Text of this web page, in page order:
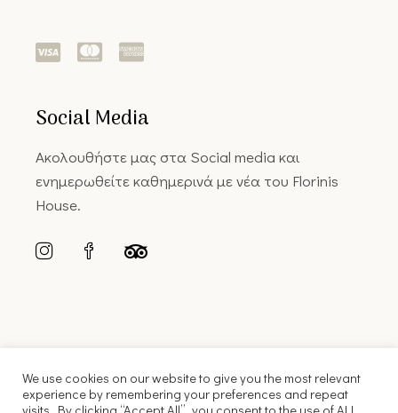
Social Media
Ακολουθήστε μας στα Social media και
ενημερωθείτε καθημερινά με νέα του Florinis
House.
We use cookies on our website to give you the most relevant
experience by remembering your preferences and repeat